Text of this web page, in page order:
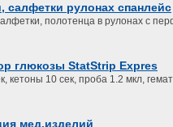
салфетки рулонах спанлейс
полотенца в рулонах с
глюкозы StatStrip Expres
кетоны 10 сек, проба 1.2 мкл,
мед.изделий